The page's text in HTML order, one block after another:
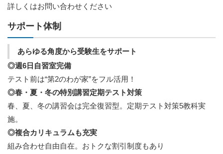
詳しくはお問い合わせください
サポート体制
あらゆる角度から受験生をサポート
◎週6日自習室完備
テスト前は“第2のわが家”をフル活用！
◎春・夏・冬の特別講習定期テスト対策
春、夏、冬の講習会は完全復習型。定期テスト対策5教科実
施。
◎複合カリキュラムも充実
組み合わせ自由自在。おトクな割引制度もあり